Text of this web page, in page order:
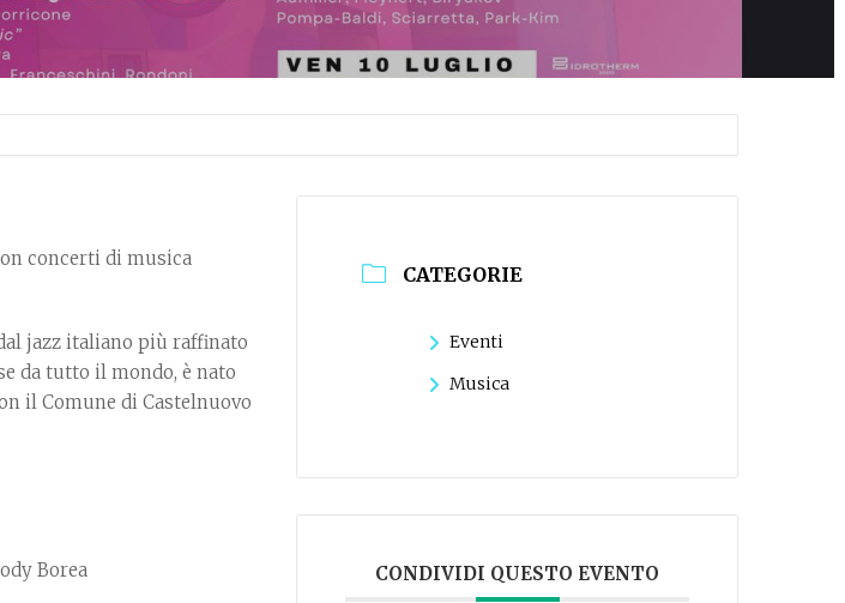
concerti di musica
jazz italiano più raffinato
da tutto il mondo, è nato
il Comune di Castelnuovo
Borea
CATEGORIE
Eventi
Musica
CONDIVIDI QUESTO EVENTO